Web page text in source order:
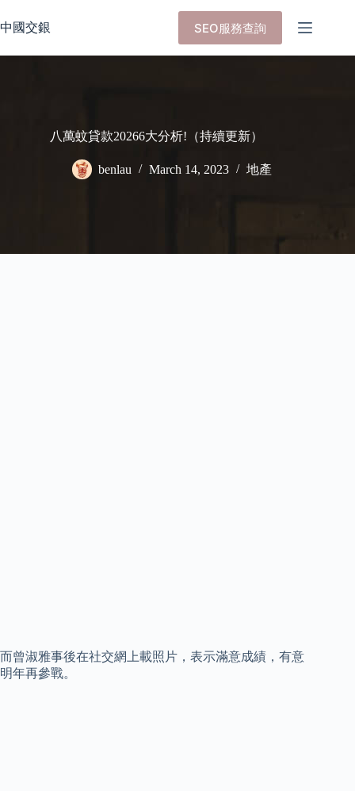
to
content
中國交銀 SEO服務查詢
八萬蚊貸款20266大分析!（持續更新）
benlau March 14, 2023 地產
而曾淑雅事後在社交網上載照片，表示滿意成績，有意
明年再參戰。